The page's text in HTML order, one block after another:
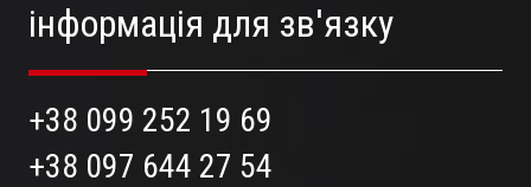
інформація для зв'язку
+38 099 252 19 69
+38 097 644 27 54